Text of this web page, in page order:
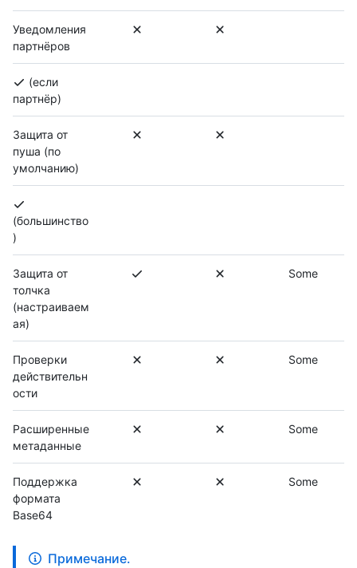
Уведомления
партнёров
(если
партнёр)
Защита от
пуша (по
умолчанию)
(большинство
)
Защита от
толчка
(настраиваем
ая)
Some
Проверки
действительн
ости
Some
Расширенные
метаданные
Some
Поддержка
формата
Base64
Some
Примечание.